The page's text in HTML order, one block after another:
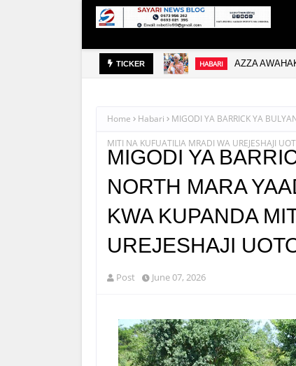
TICKER HABARI AZZA
Home Habari MIGODI YA BARRICK YA
MITI NA KUFUATILIA MRADI WA UREJESHAJI
MIGODI YA
NORTH MARA
KWA KUPANDA
UREJESHAJI
Post June 07, 2026